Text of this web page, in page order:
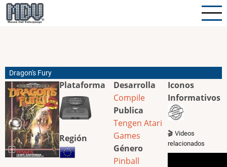
Pasar
al
Dragon's Fury
Plataforma
Región
Desarrolla
Compile
Publica
Tengen Atari
Games
Género
Pinball
Iconos
Informativos
🎬 Videos
relacionados